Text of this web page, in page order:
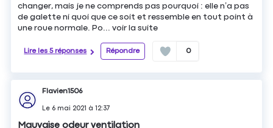
changer, mais je ne comprends pas pourquoi : elle n’a pas
de galette ni quoi que ce soit et ressemble en tout point à
une roue normale. Po...voir la suite
Lire les 5 réponses Répondre 0
Flavien1506
Le 6 mai 2021 à12:37
Mauvaise odeur ventilation